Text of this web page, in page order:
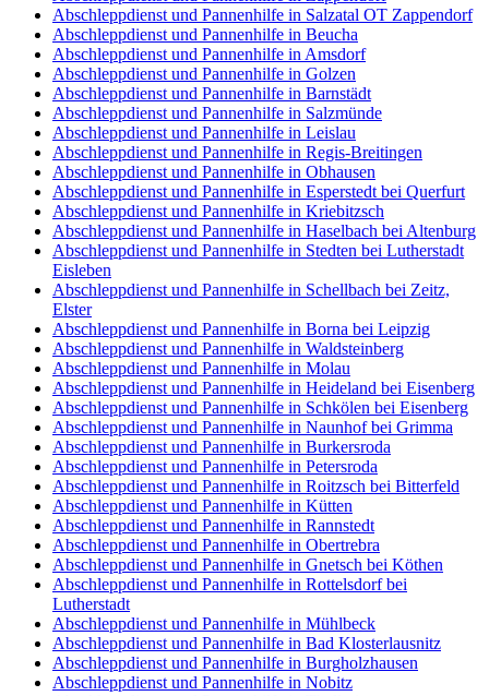
Abschleppdienst und Pannenhilfe in Salzatal OT Zappendorf
Abschleppdienst und Pannenhilfe in Beucha
Abschleppdienst und Pannenhilfe in Amsdorf
Abschleppdienst und Pannenhilfe in Golzen
Abschleppdienst und Pannenhilfe in Barnstädt
Abschleppdienst und Pannenhilfe in Salzmünde
Abschleppdienst und Pannenhilfe in Leislau
Abschleppdienst und Pannenhilfe in Regis-Breitingen
Abschleppdienst und Pannenhilfe in Obhausen
Abschleppdienst und Pannenhilfe in Esperstedt bei Querfurt
Abschleppdienst und Pannenhilfe in Kriebitzsch
Abschleppdienst und Pannenhilfe in Haselbach bei Altenburg
Abschleppdienst und Pannenhilfe in Stedten bei Lutherstadt
Eisleben
Abschleppdienst und Pannenhilfe in Schellbach bei Zeitz,
Elster
Abschleppdienst und Pannenhilfe in Borna bei Leipzig
Abschleppdienst und Pannenhilfe in Waldsteinberg
Abschleppdienst und Pannenhilfe in Molau
Abschleppdienst und Pannenhilfe in Heideland bei Eisenberg
Abschleppdienst und Pannenhilfe in Schkölen bei Eisenberg
Abschleppdienst und Pannenhilfe in Naunhof bei Grimma
Abschleppdienst und Pannenhilfe in Burkersroda
Abschleppdienst und Pannenhilfe in Petersroda
Abschleppdienst und Pannenhilfe in Roitzsch bei Bitterfeld
Abschleppdienst und Pannenhilfe in Kütten
Abschleppdienst und Pannenhilfe in Rannstedt
Abschleppdienst und Pannenhilfe in Obertrebra
Abschleppdienst und Pannenhilfe in Gnetsch bei Köthen
Abschleppdienst und Pannenhilfe in Rottelsdorf bei
Lutherstadt
Abschleppdienst und Pannenhilfe in Mühlbeck
Abschleppdienst und Pannenhilfe in Bad Klosterlausnitz
Abschleppdienst und Pannenhilfe in Burgholzhausen
Abschleppdienst und Pannenhilfe in Nobitz